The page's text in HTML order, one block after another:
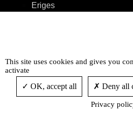
Eriges
Accessibilité
This site uses cookies and gives you
activate
OK, accept all Deny all
Privacy